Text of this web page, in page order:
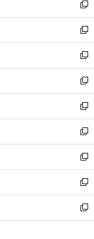
ィ
ン
ド
ウ
で
開
く
い
ウ
ィ
ン
ド
ウ
で
開
く
新
し
い
ウ
ィ
ン
ド
ウ
で
開
く
新
し
い
ウ
ィ
ン
ド
ウ
で
開
く
新
し
い
ウ
ィ
ン
ド
ウ
で
開
く
新
し
い
ウ
ィ
ン
ド
ウ
で
開
く
新
し
い
ウ
ィ
ン
ド
ウ
で
開
新
し
い
ウ
ィ
ン
ド
ウ
新
し
い
ウ
ィ
ン
新
し
い
ウ
新
し